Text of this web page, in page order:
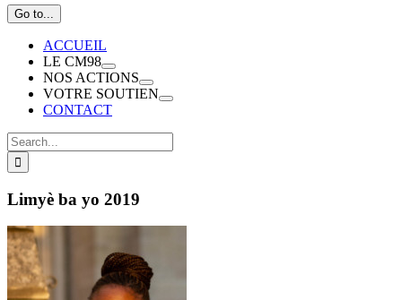
Go to...
ACCUEIL
LE CM98
NOS ACTIONS
VOTRE SOUTIEN
CONTACT
Search
for:
Limyè ba yo 2019